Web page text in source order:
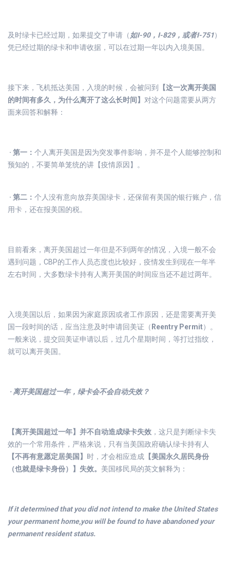
及时绿卡已经过期，如果提交了申请（ 如I-90，I-829，或者I-751）
凭已经过期的绿卡和申请收据，可以在过期一年以内入境美国。
接下来，飞机抵达美国，入境的时候，会被问到
【这一次离开美国
的时间有多久，为什么离开了这么长时间】 对这个问题需要从两方
面来回答和解释：
· 第一： 个人离开美国是因为突发事件影响，并不是个人能够控制和
预知的，不要简单笼统的讲【疫情原因】。
· 第二： 个人没有意向放弃美国绿卡，还保留有美国的银行账户，信
用卡，还在报美国的税。
目前看来，离开美国超过一年但是不到两年的情况，入境一般不会
遇到问题，CBP的工作人员态度也比较好，疫情发生到现在一年半
左右时间，大多数绿卡持有人离开美国的时间应当还不超过两年。
入境美国以后，如果因为家庭原因或者工作原因，还是需要离开美
国一段时间的话，应当注意及时申请回美证（ Reentry Permit）。
一般来说，提交回美证申请以后，过几个星期时间，等打过指纹，
就可以离开美国。
· 离开美国超过一年，绿卡会不会自动失效？
【离开美国超过一年】并不自动造成绿卡失效 ，这只是判断绿卡失
效的一个常用条件，严格来说，只有当美国政府确认绿卡持有人
【不再有意愿定居美国】 时，才会相应造成 【美国永久居民身份
（也就是绿卡身份）】失效。 美国移民局的英文解释为：
If it determined that you did not intend to make the United States
your permanent home,you will be found to have abandoned your
permanent resident status.